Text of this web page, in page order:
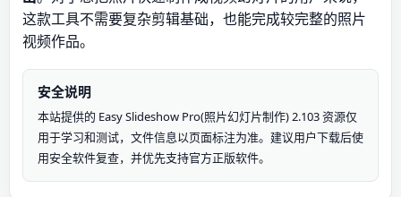
这款工具不需要复杂剪辑基础，也能完成较完整的照片
视频作品。
安全说明
本站提供的 Easy Slideshow Pro(照片幻灯片制作) 2.103 资源仅
用于学习和测试，文件信息以页面标注为准。建议用户下载后使
用安全软件复查，并优先支持官方正版软件。